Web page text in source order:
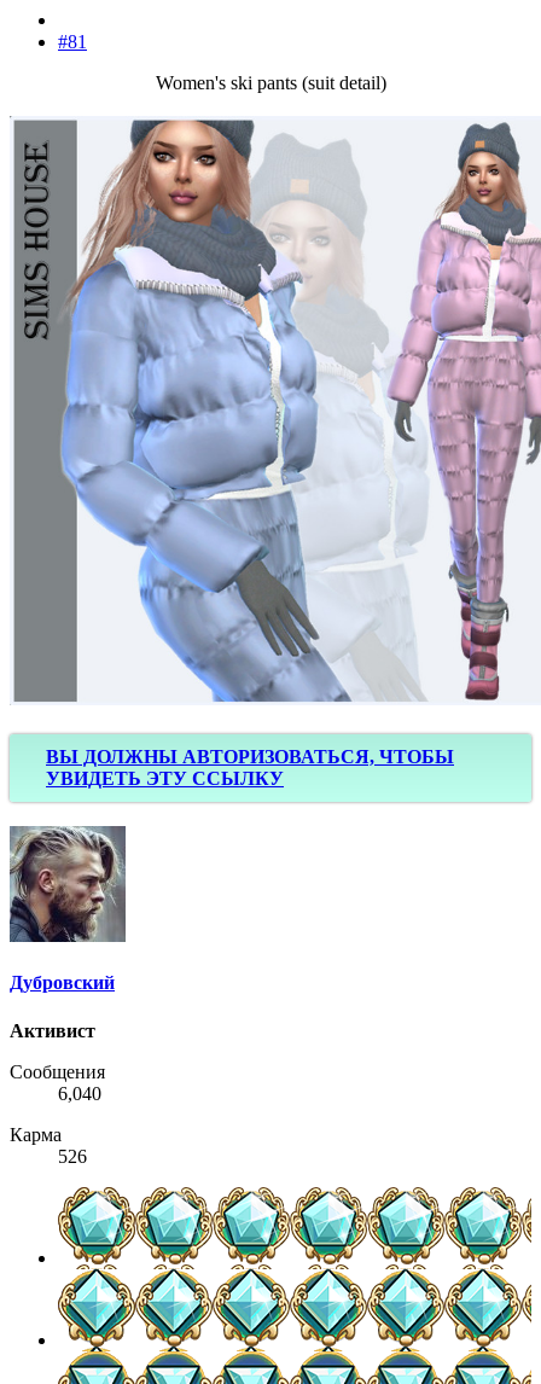
#81
Women's ski pants (suit detail)
ВЫ ДОЛЖНЫ АВТОРИЗОВАТЬСЯ, ЧТОБЫ
УВИДЕТЬ ЭТУ ССЫЛКУ
Дубровский
Активист
Сообщения
6,040
Карма
526